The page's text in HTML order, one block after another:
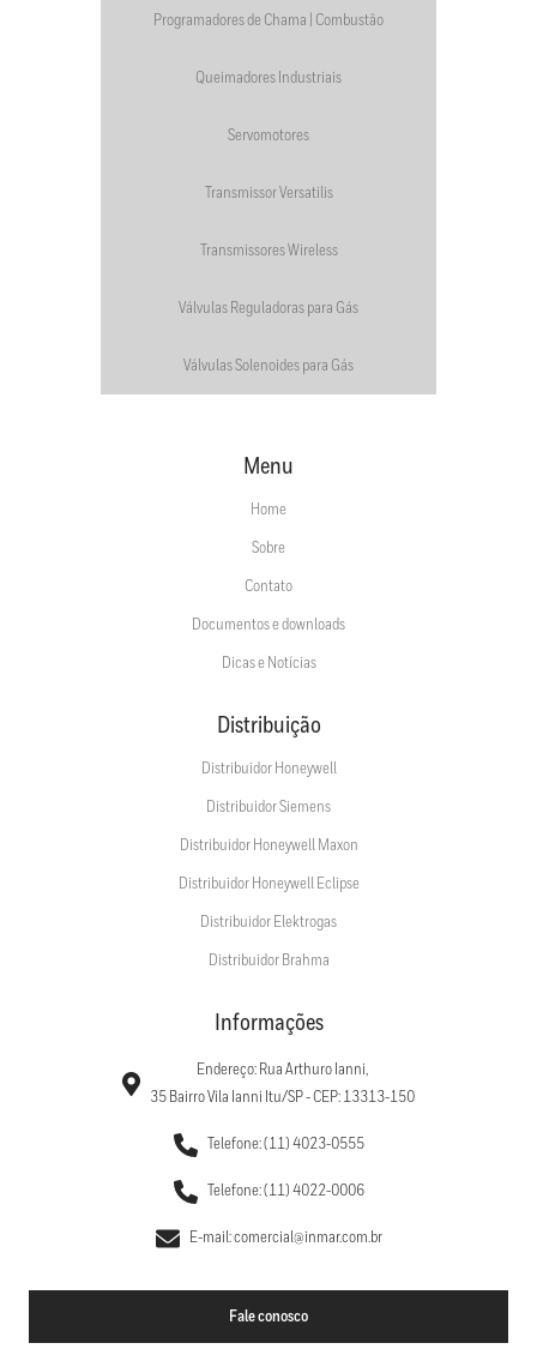
Programadores de Chama | Combustão
Queimadores Industriais
Servomotores
Transmissor Versatilis
Transmissores Wireless
Válvulas Reguladoras para Gás
Válvulas Solenoides para Gás
Menu
Home
Sobre
Contato
Documentos e downloads
Dicas e Notícias
Distribuição
Distribuidor Honeywell
Distribuidor Siemens
Distribuidor Honeywell Maxon
Distribuidor Honeywell Eclipse
Distribuidor Elektrogas
Distribuidor Brahma
Informações
Endereço: Rua Arthuro Ianni,
35 Bairro Vila Ianni Itu/SP - CEP: 13313-150
Telefone: (11) 4023-0555
Telefone: (11) 4022-0006
E-mail: comercial@inmar.com.br
Fale conosco